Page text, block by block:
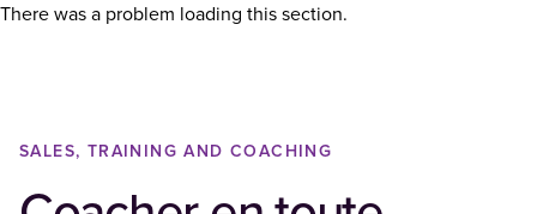
There was a problem loading this section.
SALES, TRAINING AND COACHING